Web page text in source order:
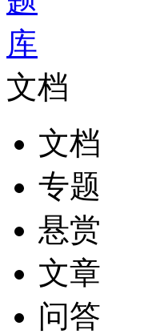
文档
文档
专题
悬赏
文章
问答